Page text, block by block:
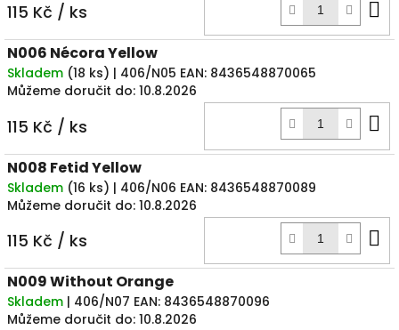
115 Kč / ks
N006 Nécora Yellow
Skladem (18 ks) | 406/N05 EAN: 8436548870065
Můžeme doručit do: 10.8.2026
115 Kč / ks
N008 Fetid Yellow
Skladem (16 ks) | 406/N06 EAN: 8436548870089
Můžeme doručit do: 10.8.2026
115 Kč / ks
N009 Without Orange
Skladem | 406/N07 EAN: 8436548870096
Můžeme doručit do: 10.8.2026